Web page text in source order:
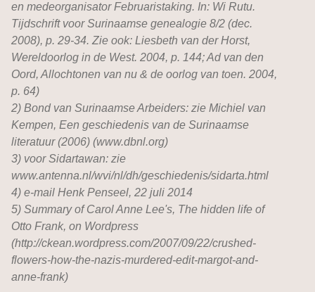
en medeorganisator Februaristaking. In: Wi Rutu.
Tijdschrift voor Surinaamse genealogie 8/2 (dec.
2008), p. 29-34. Zie ook: Liesbeth van der Horst,
Wereldoorlog in de West. 2004, p. 144; Ad van den
Oord, Allochtonen van nu & de oorlog van toen. 2004,
p. 64)
2) Bond van Surinaamse Arbeiders: zie Michiel van
Kempen, Een geschiedenis van de Surinaamse
literatuur (2006) (www.dbnl.org)
3) voor Sidartawan: zie
www.antenna.nl/wvi/nl/dh/geschiedenis/sidarta.html
4) e-mail Henk Penseel, 22 juli 2014
5) Summary of Carol Anne Lee's, The hidden life of
Otto Frank, on Wordpress
(http://ckean.wordpress.com/2007/09/22/crushed-
flowers-how-the-nazis-murdered-edit-margot-and-
anne-frank)